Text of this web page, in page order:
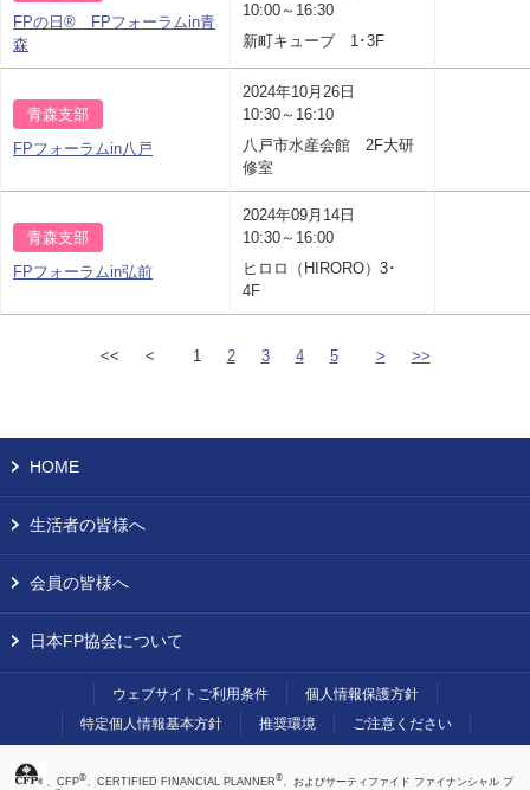
FPの日® FPフォーラムin青
森
10:00～16:30
新町キューブ 1･3F
青森支部
FPフォーラムin八戸
2024年10月26日
10:30～16:10
八戸市水産会館 2F大研
修室
青森支部
FPフォーラムin弘前
2024年09月14日
10:30～16:00
ヒロロ（HIRORO）3･
4F
<< < 1 2 3 4 5 > >>
HOME
生活者の皆様へ
会員の皆様へ
日本FP協会について
ウェブサイトご利用条件
個人情報保護方針
特定個人情報基本方針
推奨環境 ご注意ください
、CFP®、CERTIFIED FINANCIAL PLANNER®、およびサーティファイド ファイナンシャル プ